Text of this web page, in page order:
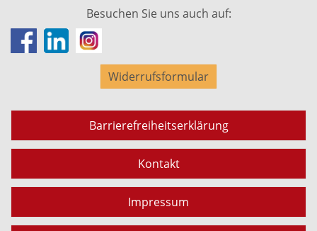
Besuchen Sie uns auch auf:
Widerrufsformular
Barrierefreiheitserklärung
Kontakt
Impressum